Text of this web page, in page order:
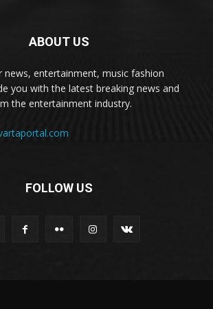
ABOUT US
news, entertainment, music fashion
you with the latest breaking news and
the entertainment industry.
FOLLOW US